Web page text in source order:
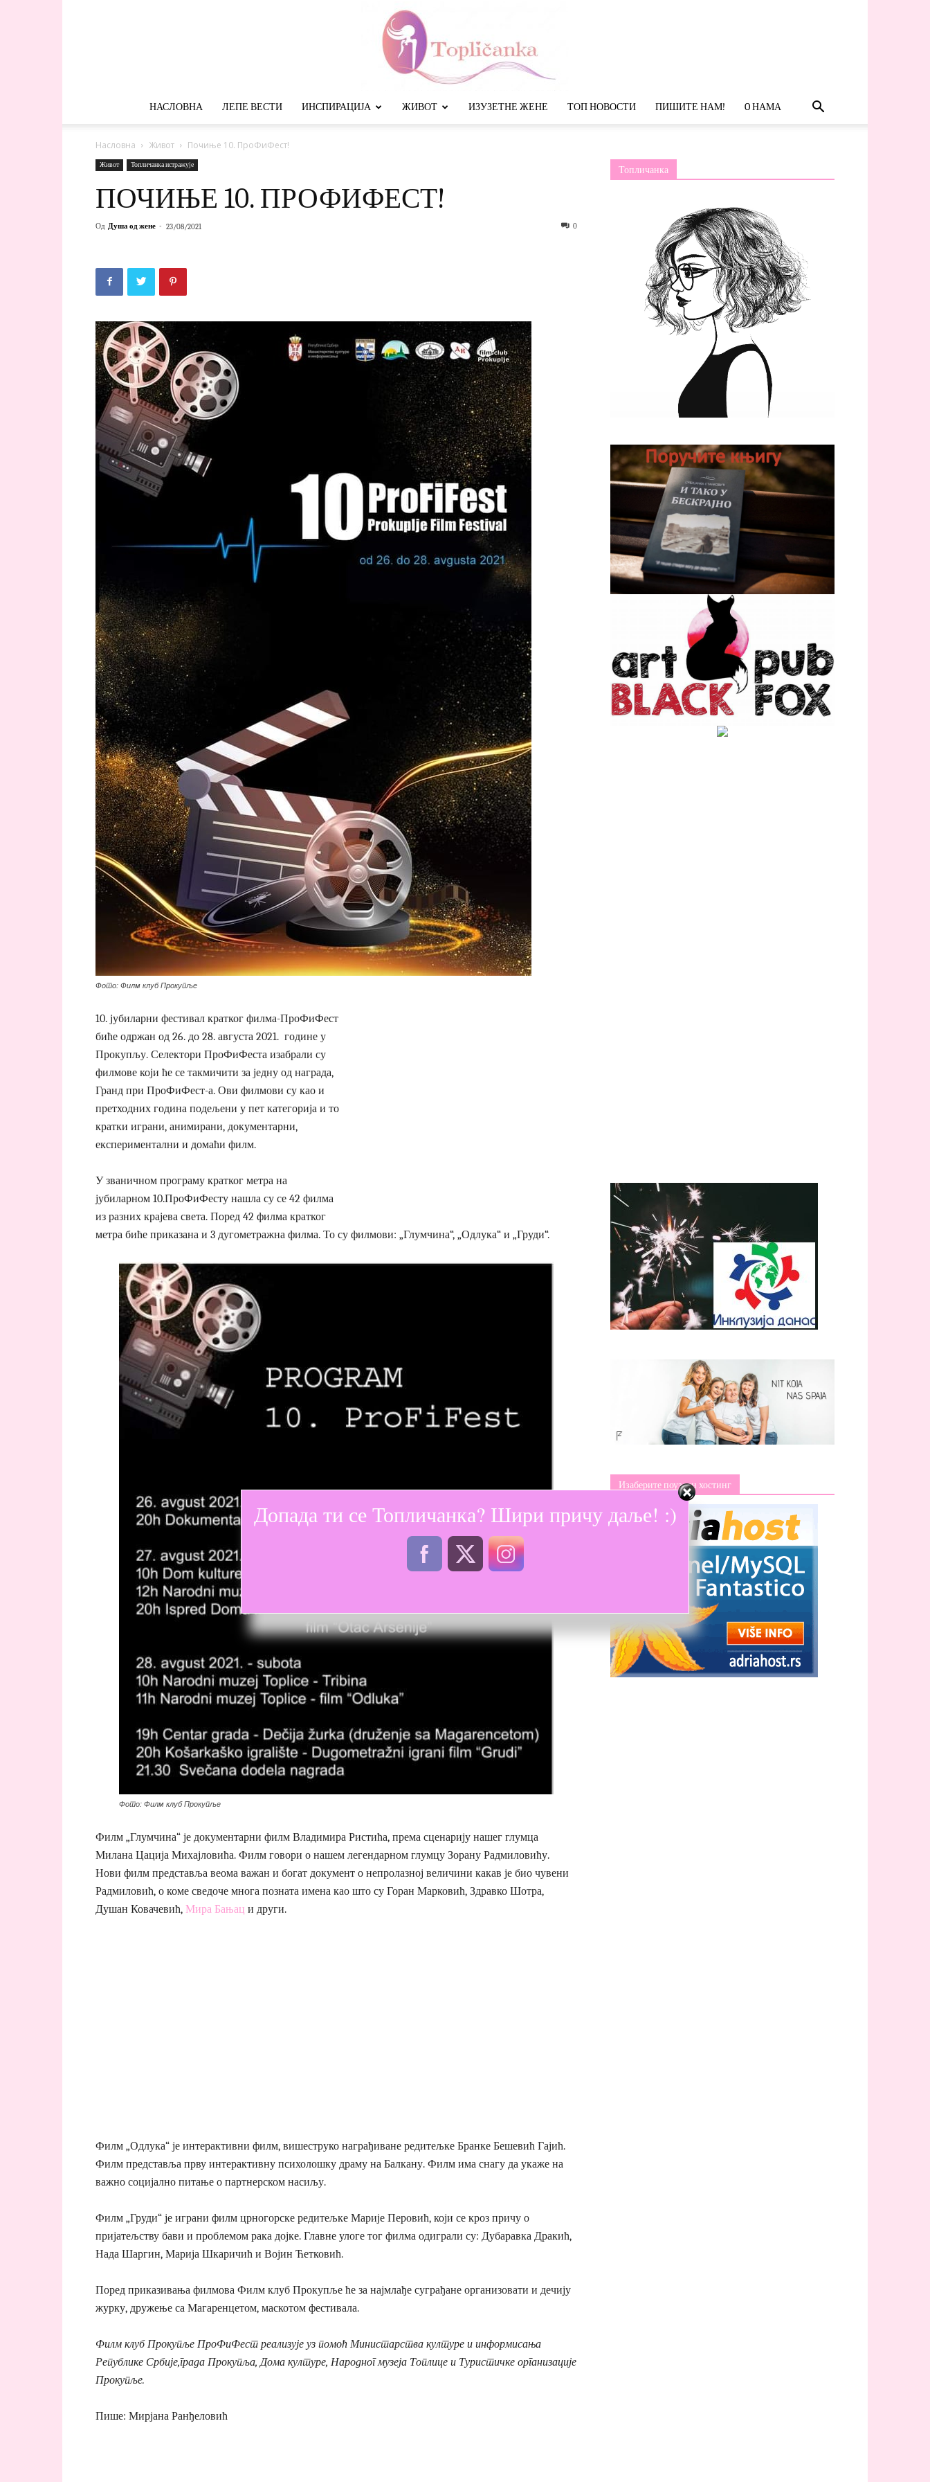
НАСЛОВНА ЛЕПЕ ВЕСТИ ИНСПИРАЦИЈА ЖИВОТ ИЗУЗЕТНЕ ЖЕНЕ ТОП НОВОСТИ ПИШИТЕ НАМ! O НАМА
Насловна Живот Почиње 10. ПроФиФест!
Живот Топличанка истражује
ПОЧИЊЕ 10. ПРОФИФЕСТ!
Од Душа од жене - 23/08/2021 0
Фото: Филм клуб Прокупље
10. јубиларни фестивал кратког филма-ПроФиФест
биће одржан од 26. до 28. августа 2021. године у
Прокупљу. Селектори ПроФиФеста изабрали су
филмове који ће се такмичити за једну од награда,
Гранд при ПроФиФест-а. Ови филмови су као и
претходних година подељени у пет категорија и то
кратки играни, анимирани, документарни,
експериментални и домаћи филм.
У званичном програму кратког метра на
јубиларном 10.ПроФиФесту нашла су се 42 филма
из разних крајева света. Поред 42 филма кратког
метра биће приказана и 3 дугометражна филма. То су филмови: „Глумчина“, „Одлука“ и „Груди“.
Фото: Филм клуб Прокупље
Филм „Глумчина“ је документарни филм Владимира Ристића, према сценарију нашег глумца
Милана Цација Михајловића. Филм говори о нашем легендарном глумцу Зорану Радмиловићу.
Нови филм представља веома важан и богат документ о непролазној величини какав је био чувени
Радмиловић, о коме сведоче многа позната имена као што су Горан Марковић, Здравко Шотра,
Душан Ковачевић, Мира Бањац и други.
Филм „Одлука“ је интерактивни филм, вишеструко награђиване редитељке Бранке Бешевић Гајић.
Филм представља прву интерактивну психолошку драму на Балкану. Филм има снагу да укаже на
важно социјално питање о партнерском насиљу.
Филм „Груди“ је играни филм црногорске редитељке Марије Перовић, који се кроз причу о
пријатељству бави и проблемом рака дојке. Главне улоге тог филма одиграли су: Дубаравка Дракић,
Нада Шаргин, Марија Шкаричић и Војин Ћетковић.
Поред приказивања филмова Филм клуб Прокупље ће за најмлађе суграђане организовати и дечију
журку, дружење са Магаренцетом, маскотом фестивала.
Филм клуб Прокупље ПроФиФест реализује уз помоћ Министарства културе и информисања
Републике Србије,града Прокупља, Дома културе, Народног музеја Топлице и Туристичке организације
Прокупље.
Пише: Мирјана Ранђеловић
Топличанка
Изаберите поуздан хостинг
Допада ти се Топличанка? Шири причу даље! :)